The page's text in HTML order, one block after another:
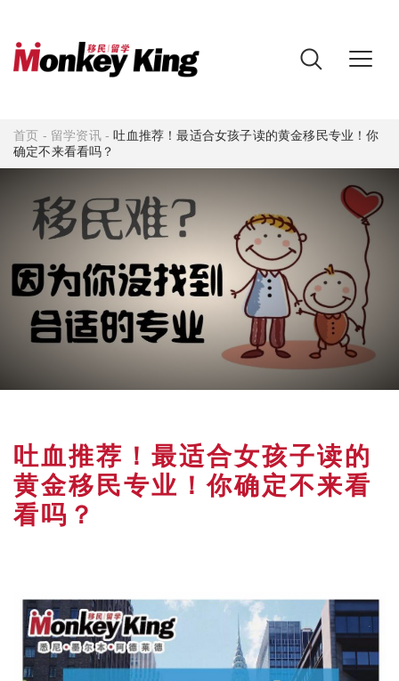
首页 - 留学资讯-吐血推荐！最适合女孩子读的黄金移民专业！你
确定不来看看吗？
吐血推荐！最适合女孩子读的
黄金移民专业！你确定不来看
看吗？